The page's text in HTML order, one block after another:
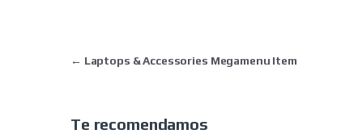
Navegación de entradas
← Laptops & Accessories Megamenu Item
Te recomendamos